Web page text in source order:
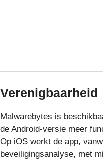
Verenigbaarheid
Malwarebytes is
de Android-versie meer
Op iOS werkt de app,
beveiligingsanalyse, met